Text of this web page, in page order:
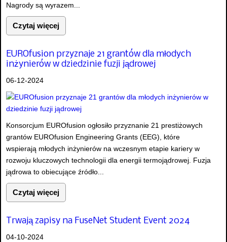
Nagrody są wyrazem...
Czytaj więcej
EUROfusion przyznaje 21 grantów dla młodych
inżynierów w dziedzinie fuzji jądrowej
06-12-2024
Konsorcjum EUROfusion ogłosiło przyznanie 21 prestiżowych
grantów EUROfusion Engineering Grants (EEG), które
wspierają młodych inżynierów na wczesnym etapie kariery w
rozwoju kluczowych technologii dla energii termojądrowej. Fuzja
jądrowa to obiecujące źródło...
Czytaj więcej
Trwają zapisy na FuseNet Student Event 2024
04-10-2024